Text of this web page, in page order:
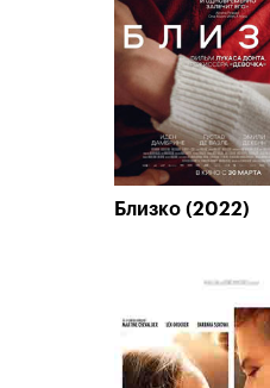
Близко (2022)